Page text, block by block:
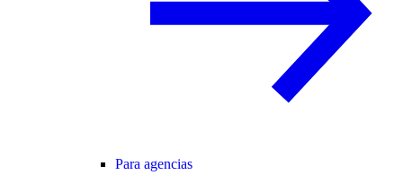
Para agencias